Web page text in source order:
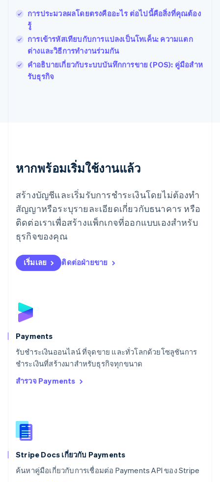
การประมวลผลโดยตรงคืออะไร ต่อไปนี้คือสิ่งที่คุณต้อง
รู้
การเข้ารหัสเทียบกับการแปลงเป็นโทเค็น: ความแตก
ต่างและวิธีการทํางานร่วมกัน
คำอธิบายเกี่ยวกับระบบบันทึกการขาย (POS): คู่มือสําห
รับธุรกิจ
หากพร้อมเริ่มใช้งานแล้ว
สร้างบัญชีและเริ่มรับการชำระเงินโดยไม่ต้องทำ
สัญญาหรือระบุรายละเอียดเกี่ยวกับธนาคาร หรือ
ติดต่อเราเพื่อสร้างแพ็กเกจที่ออกแบบเองสำหรับ
ธุรกิจของคุณ
เริ่มเลย ติดต่อฝ่ายขาย
Payments
รับชำระเงินออนไลน์ ที่จุดขาย และทั่วโลกด้วยโซลูชันการ
ชำระเงินที่สร้างมาสำหรับธุรกิจทุกขนาด
สำรวจ Payments
Stripe Docs เกี่ยวกับ Payments
ค้นหาคู่มือเกี่ยวกับการเชื่อมต่อ Payments API ของ Stripe
FrançaisEnglish
ฟินแลนด์
English
มอลตา
English
มาเลเซีย
English
เม็กซิโก
ลักเซมเบิร์ก
Français Deutsch English
English
ลิกเตนสไตน์
DeutschEnglish
ลิทัวเนีย
English
สเปน
สโลวาเกีย
English
Deutsch
สวีเดน
สหรัฐอเมริกา
English Español简体中文
สหรัฐอาหรับเอมิเรตส์
สหราชอาณาจักร
สิงคโปร์
English
ออสเตรเลีย
English
DeutschEnglish